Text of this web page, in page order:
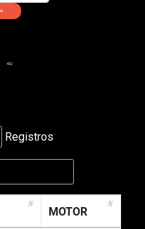
4X2
Registros
MOTOR